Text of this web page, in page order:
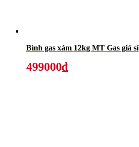
Bình gas xám 12kg MT Gas giá sỉ
499000₫